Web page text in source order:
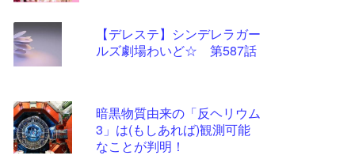
【デレステ】シンデレラガー
ルズ劇場わいど☆ 第587話
暗黒物質由来の「反ヘリウム
3」は(もしあれば)観測可能
なことが判明！